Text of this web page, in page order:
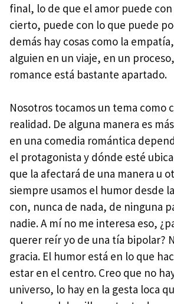
final, lo de que el amor puede
cierto, puede con lo que puede
demás hay cosas como la
alguien en un viaje, en un
romance está bastante apartado.
Nosotros tocamos un tema como
realidad. De alguna manera es
en una comedia romántica
el protagonista y dónde esté
que la afectará de una manera u
siempre usamos el humor desde
con, nunca de nada, de ninguna
nadie. A mí no me interesa eso,
querer reír yo de una tía bipolar?
gracia. El humor está en lo que
estar en el centro. Creo que no
universo, lo hay en la gesta loca